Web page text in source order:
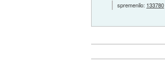
spremenilo: 133780